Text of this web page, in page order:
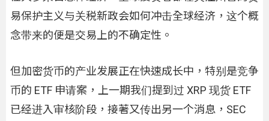
易保护主义与关税新政会如何冲击全球经济，这个概
念带来的便是交易上的不确定性。
但加密货币的产业发展正在快速成长中，特别是竞争
币的 ETF 申请案，上一期我们提到过 XRP 现货 ETF
已经进入审核阶段，接著又传出另一个消息，SEC